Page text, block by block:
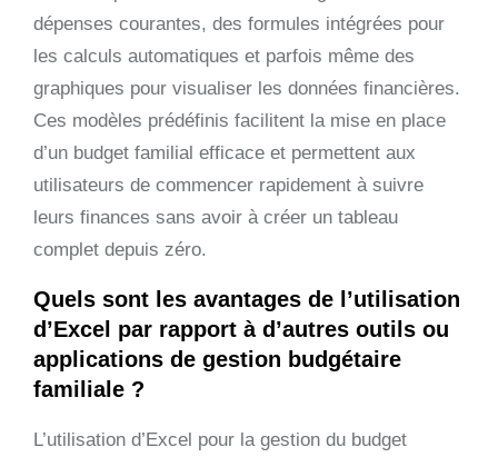
dépenses courantes, des formules intégrées pour
les calculs automatiques et parfois même des
graphiques pour visualiser les données financières.
Ces modèles prédéfinis facilitent la mise en place
d’un budget familial efficace et permettent aux
utilisateurs de commencer rapidement à suivre
leurs finances sans avoir à créer un tableau
complet depuis zéro.
Quels sont les avantages de l’utilisation
d’Excel par rapport à d’autres outils ou
applications de gestion budgétaire
familiale ?
L’utilisation d’Excel pour la gestion du budget